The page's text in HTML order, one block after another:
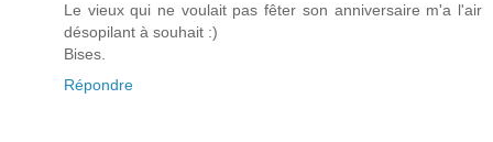
Le vieux qui ne voulait pas fêter son anniversaire m'a l'air
désopilant à souhait :)
Bises.
Répondre